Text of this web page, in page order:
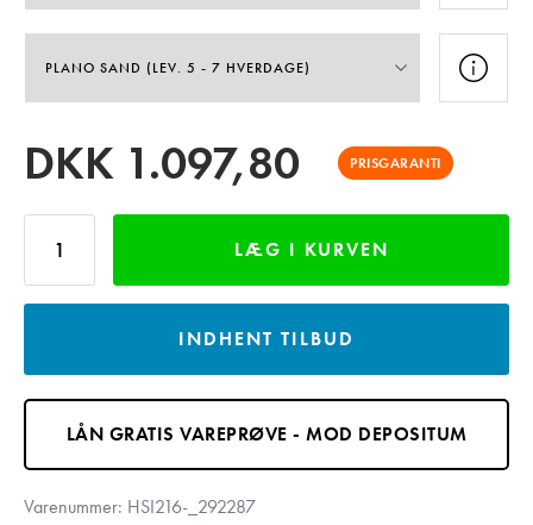
DKK 1.097,80 PRISGARANTI
LÆG I KURVEN
INDHENT TILBUD
LÅN GRATIS VAREPRØVE - MOD DEPOSITUM
Varenummer: HSI216-_292287